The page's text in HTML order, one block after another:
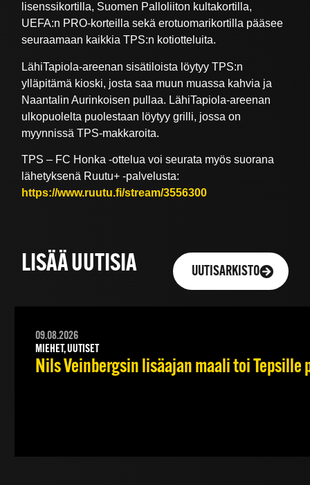
lisenssikortilla, Suomen Palloliiton kultakortilla,
UEFA:n PRO-korteilla sekä erotuomarikortilla pääsee
seuraamaan kaikkia TPS:n kotiotteluita.
LähiTapiola-areenan sisätiloista löytyy TPS:n
ylläpitämä kioski, josta saa muun muassa kahvia ja
Naantalin Aurinkoisen pullaa. LähiTapiola-areenan
ulkopuolelta puolestaan löytyy grilli, jossa on
myynnissä TPS-makkaroita.
TPS – FC Honka -ottelua voi seurata myös suorana
lähetyksenä Ruutu+ -palvelusta:
https://www.ruutu.fi/stream/3556300
LISÄÄ UUTISIA UUTISARKISTO
09.08.2026
MIEHET, UUTISET
Nils Veinbergsin lisäajan maali toi Tepsille